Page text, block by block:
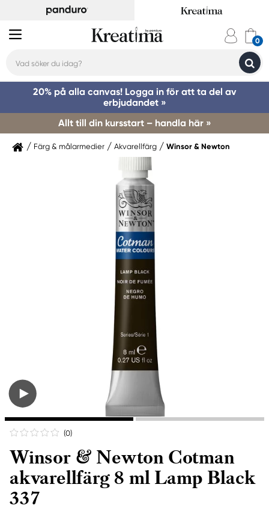
20% på alla canvas! Logga in för att ta del av
erbjudandet »
Allt till din kursstart – handla här »
Färg & målarmedier Akvarellfärg Winsor & Newton
(0)
Winsor & Newton Cotman
akvarellfärg 8 ml Lamp Black
337